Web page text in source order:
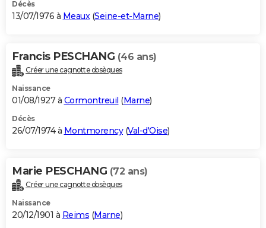
Décès
13/07/1976 à Meaux(Seine-et-Marne)
Francis PESCHANG (46 ans)
Créer une cagnotte obsèques
Naissance
01/08/1927 à Cormontreuil (Marne)
Décès
26/07/1974 à Montmorency(Val-d'Oise)
Marie PESCHANG (72 ans)
Créer une cagnotte obsèques
Naissance
20/12/1901 à Reims (Marne)